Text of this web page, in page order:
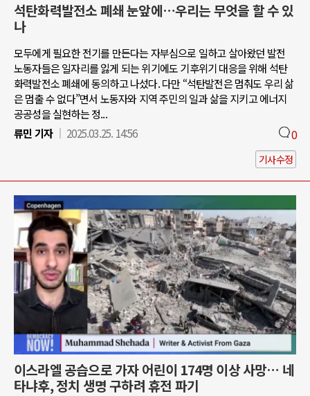
석탄화력발전소 폐쇄 눈앞에…우리는 무엇을 할 수 있
나
모두에게 필요한 전기를 만든다는 자부심으로 일하고 살아왔던 발전
노동자들은 일자리를 잃게 되는 위기에도 기후위기 대응을 위해 석탄
화력발전소 폐쇄에 동의하고 나섰다. 다만 “석탄발전은 멈춰도 우리 삶
은 멈출 수 없다”면서 노동자와 지역 주민의 일과 삶을 지키고 에너지
공공성을 실현하는 정...
류민 기자
2025.03.25. 14:56 0
기사수정
이스라엘 공습으로 가자 어린이 174명 이상 사망… 네
타냐후, 정치 생명 구하려 휴전 파기